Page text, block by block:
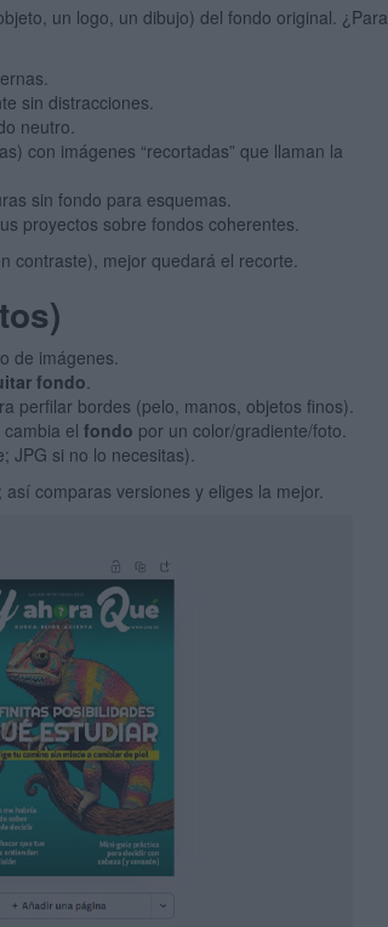
un logo, un dibujo) del fondo original. ¿Para
sin distracciones.
neutro.
con imágenes “recortadas” que llaman la
sin fondo para esquemas.
proyectos sobre fondos coherentes.
contraste), mejor quedará el recorte.
de imágenes.
fondo.
perfilar bordes (pelo, manos, objetos finos).
cambia el fondo por un color/gradiente/foto.
JPG si no lo necesitas).
comparas versiones y eliges la mejor.